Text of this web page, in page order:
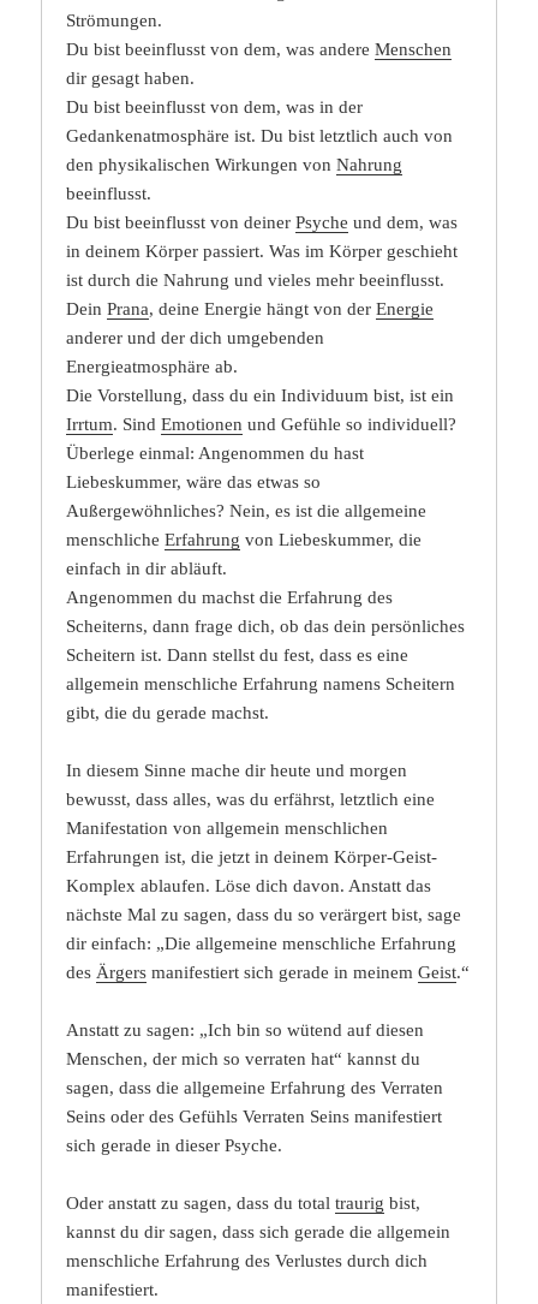
Strömungen.
Du bist beeinflusst von dem, was andereMenschen
dir gesagt haben.
Du bist beeinflusst von dem, was in der
Gedankenatmosphäre ist. Du bist letztlich auch von
den physikalischen Wirkungen vonNahrung
beeinflusst.
Du bist beeinflusst von deinerPsyche und dem, was
in deinem Körper passiert. Was im Körper geschieht
ist durch die Nahrung und vieles mehr beeinflusst.
DeinPrana, deine Energie hängt von derEnergie
anderer und der dich umgebenden
Energieatmosphäre ab.
Die Vorstellung, dass du ein Individuum bist, ist ein
Irrtum. SindEmotionen und Gefühle so individuell?
Überlege einmal: Angenommen du hast
Liebeskummer, wäre das etwas so
Außergewöhnliches? Nein, es ist die allgemeine
menschlicheErfahrung von Liebeskummer, die
einfach in dir abläuft.
Angenommen du machst die Erfahrung des
Scheiterns, dann frage dich, ob das dein persönliches
Scheitern ist. Dann stellst du fest, dass es eine
allgemein menschliche Erfahrung namens Scheitern
gibt, die du gerade machst.
In diesem Sinne mache dir heute und morgen
bewusst, dass alles, was du erfährst, letztlich eine
Manifestation von allgemein menschlichen
Erfahrungen ist, die jetzt in deinem Körper-Geist-
Komplex ablaufen. Löse dich davon. Anstatt das
nächste Mal zu sagen, dass du so verärgert bist, sage
dir einfach: „Die allgemeine menschliche Erfahrung
desÄrgers manifestiert sich gerade in meinemGeist.“
Anstatt zu sagen: „Ich bin so wütend auf diesen
Menschen, der mich so verraten hat“ kannst du
sagen, dass die allgemeine Erfahrung des Verraten
Seins oder des Gefühls Verraten Seins manifestiert
sich gerade in dieser Psyche.
Oder anstatt zu sagen, dass du totaltraurig bist,
kannst du dir sagen, dass sich gerade die allgemein
menschliche Erfahrung des Verlustes durch dich
manifestiert.